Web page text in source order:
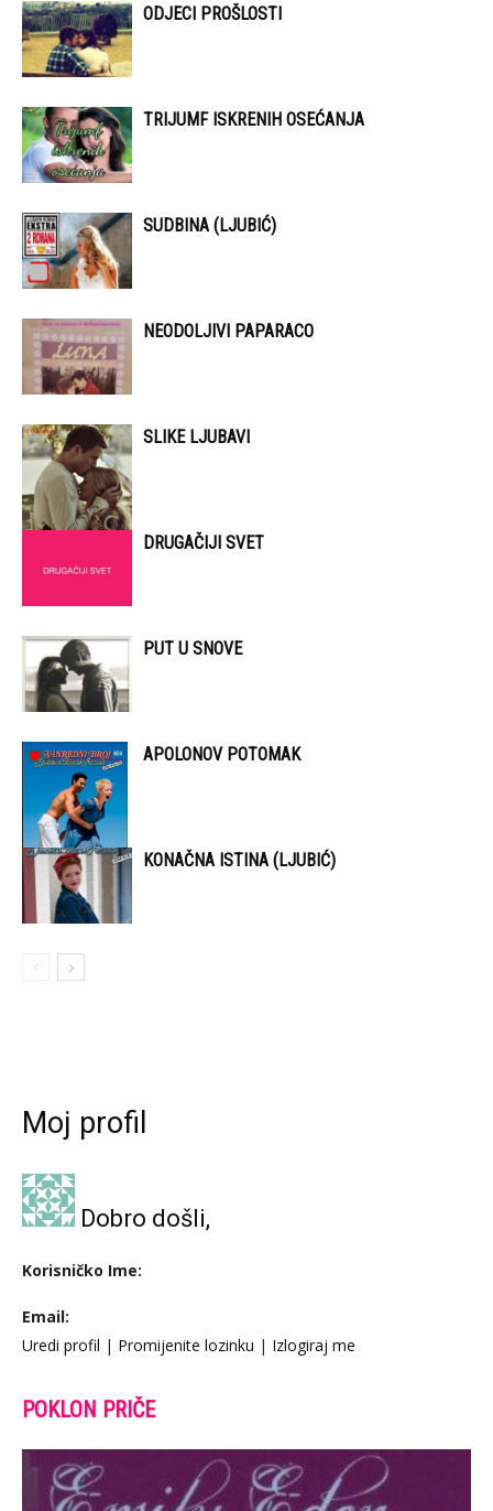
ODJECI PROŠLOSTI
TRIJUMF ISKRENIH OSEĆANJA
SUDBINA (LJUBIĆ)
NEODOLJIVI PAPARACO
SLIKE LJUBAVI
DRUGAČIJI SVET
PUT U SNOVE
APOLONOV POTOMAK
KONAČNA ISTINA (LJUBIĆ)
Moj profil
Dobro došli,
Korisničko Ime:
Email:
Uredi profil | Promijenite lozinku | Izlogiraj me
POKLON PRIČE